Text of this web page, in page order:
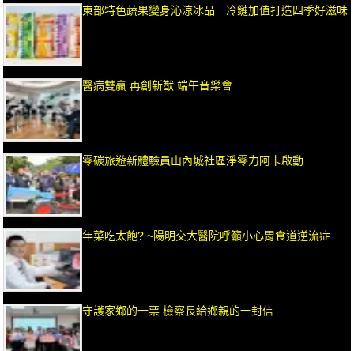
東部特色蔬果變身沁涼冰品 冷鏈加值打造四季好滋味
醫病雙贏 再創新猷 端午音樂會
零碳旅遊新體驗員山內城社區淨零力阿卡啟動
年菜吃太飽? ~陽明交大醫院呼籲小心胃食道逆流症
守護家鄉的一票 檢察長給鄉親的一封信